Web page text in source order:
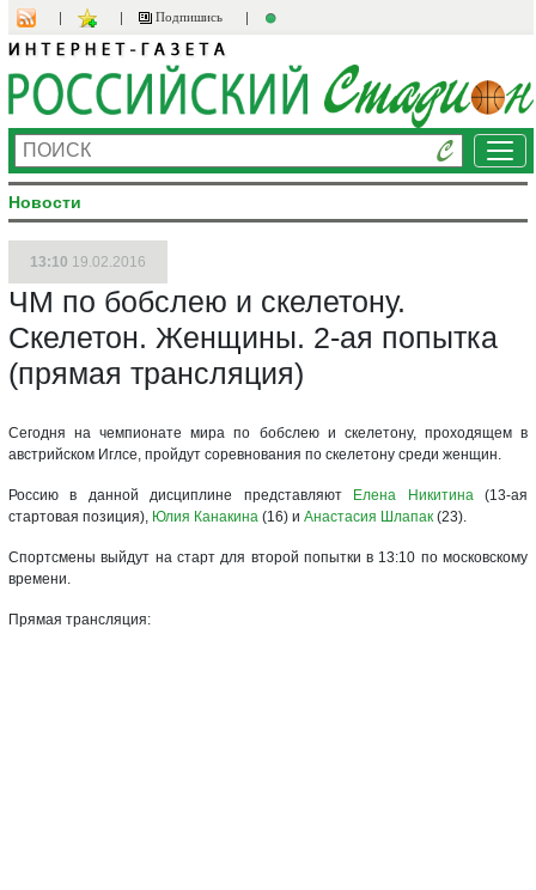
Подпишись
Новости
13:10 19.02.2016
ЧМ по бобслею и скелетону.
Скелетон. Женщины. 2-ая попытка
(прямая трансляция)
Сегодня на чемпионате мира по бобслею и скелетону, проходящем в
австрийском Иглсе, пройдут соревнования по скелетону среди женщин.
Россию в данной дисциплине представляют Елена Никитина(13-ая
стартовая позиция), Юлия Канакина (16) и Анастасия Шлапак (23).
Спортсмены выйдут на старт для второй попытки в 13:10 по московскому
времени.
Прямая трансляция: